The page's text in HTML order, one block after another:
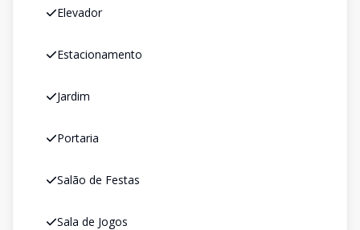
Elevador
Estacionamento
Jardim
Portaria
Salão de Festas
Sala de Jogos